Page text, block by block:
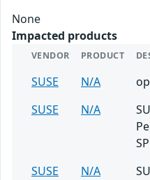
None
Impacted products
VENDOR PRODUCT
SUSE N/A
SUSE
N/A
SUSE
N/A